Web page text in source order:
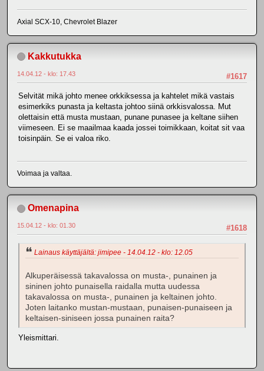
Axial SCX-10, Chevrolet Blazer
Kakkutukka
#1617
14.04.12 - klo: 17.43
Selvität mikä johto menee orkkiksessa ja kahtelet mikä vastais
esimerkiks punasta ja keltasta johtoo siinä orkkisvalossa. Mut
olettaisin että musta mustaan, punane punasee ja keltane siihen
viimeseen. Ei se maailmaa kaada jossei toimikkaan, koitat sit vaa
toisinpäin. Se ei valoa riko.
Voimaa ja valtaa.
Omenapina
#1618
15.04.12 - klo: 01.30
Lainaus käyttäjältä: jimipee - 14.04.12 - klo: 12.05
Alkuperäisessä takavalossa on musta-, punainen ja
sininen johto punaisella raidalla mutta uudessa
takavalossa on musta-, punainen ja keltainen johto.
Joten laitanko mustan-mustaan, punaisen-punaiseen ja
keltaisen-siniseen jossa punainen raita?
Yleismittari.